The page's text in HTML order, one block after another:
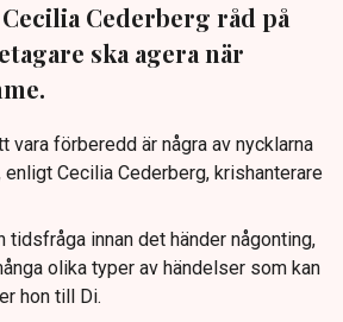
Cederberg råd på
ska agera när
vara förberedd är några av nycklarna
Cecilia Cederberg, krishanterare
tidsfråga innan det händer någonting,
olika typer av händelser som kan
hon till Di.